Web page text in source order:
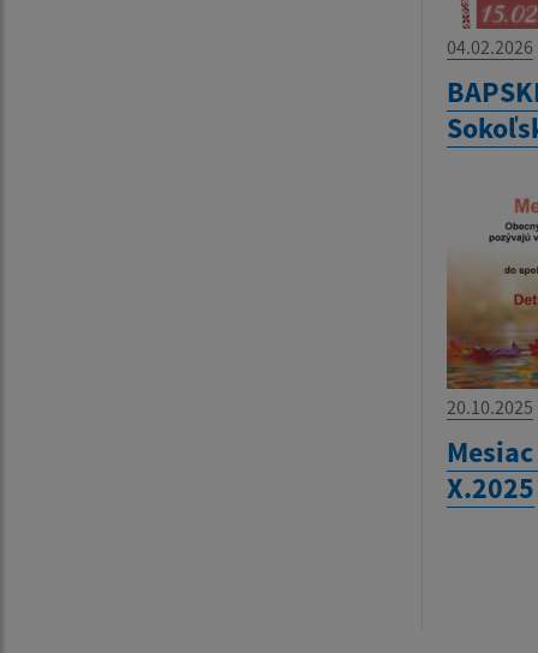
04.02.2026
20.10.2025
X.2025